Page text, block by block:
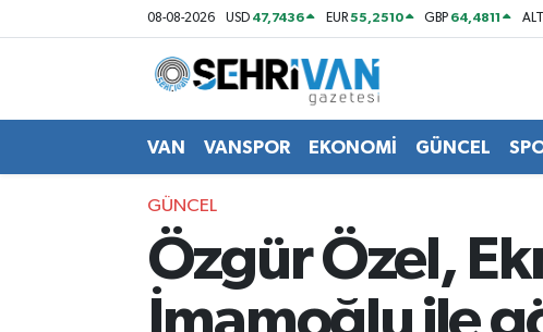
08-08-2026 USD 47,7436 EUR55,2510 GBP 64,4811
VAN VANSPOR EKONOMİ GÜNCEL
GÜNCEL
Özgür Özel,
Van Nöbetçi Eczaneler
Van Hava Durumu
VAN Namaz Vakitleri
Van Trafik Yoğunluk Haritası
Süper Lig Puan Durumu ve Fikstür